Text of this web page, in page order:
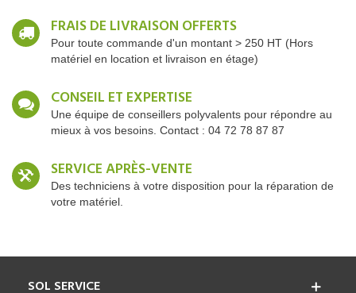
FRAIS DE LIVRAISON OFFERTS
Pour toute commande d'un montant > 250 HT (Hors
matériel en location et livraison en étage)
CONSEIL ET EXPERTISE
Une équipe de conseillers polyvalents pour répondre au
mieux à vos besoins. Contact : 04 72 78 87 87
SERVICE APRÈS-VENTE
Des techniciens à votre disposition pour la réparation de
votre matériel.
SOL SERVICE